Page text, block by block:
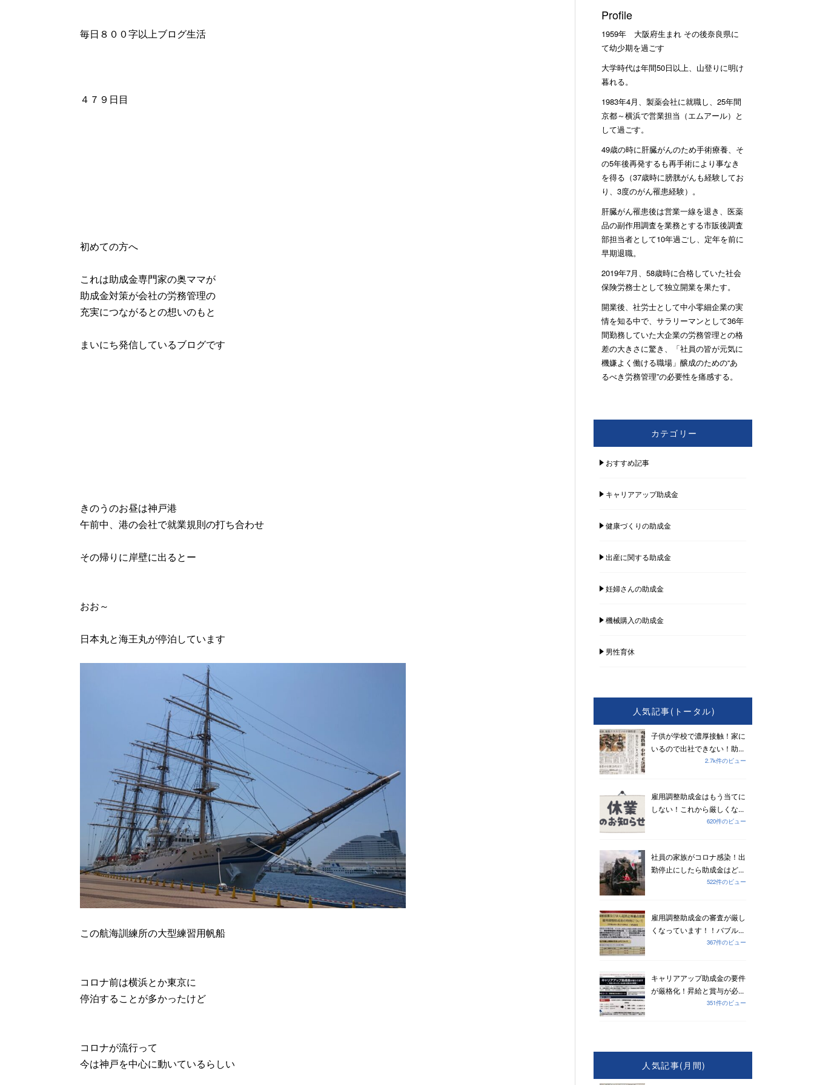
毎日８００字以上ブログ生活
４７９日目
初めての方へ
これは助成金専門家の奥ママが
助成金対策が会社の労務管理の
充実につながるとの想いのもと
まいにち発信しているブログです
きのうのお昼は神戸港
午前中、港の会社で就業規則の打ち合わせ
その帰りに岸壁に出るとー
おお～
日本丸と海王丸が停泊しています
この航海訓練所の大型練習用帆船
コロナ前は横浜とか東京に
停泊することが多かったけど
コロナが流行って
今は神戸を中心に動いているらしい
Profile
1959年 大阪府生まれ その後奈良県に
て幼少期を過ごす
大学時代は年間50日以上、山登りに明け
暮れる。
1983年4月、製薬会社に就職し、25年間
京都～横浜で営業担当（エムアール）と
して過ごす。
49歳の時に肝臓がんのため手術療養、そ
の5年後再発するも再手術により事なき
を得る（37歳時に膀胱がんも経験してお
り、3度のがん罹患経験）。
肝臓がん罹患後は営業一線を退き、医薬
品の副作用調査を業務とする市販後調査
部担当者として10年過ごし、定年を前に
早期退職。
2019年7月、58歳時に合格していた社会
保険労務士として独立開業を果たす。
開業後、社労士として中小零細企業の実
情を知る中で、サラリーマンとして36年
間勤務していた大企業の労務管理との格
差の大きさに驚き、「社員の皆が元気に
機嫌よく働ける職場」醸成のための“あ
るべき労務管理”の必要性を痛感する。
カテゴリー
おすすめ記事
キャリアアップ助成金
健康づくりの助成金
出産に関する助成金
妊婦さんの助成金
機械購入の助成金
男性育休
人気記事(トータル)
子供が学校で濃厚接触！家に
いるので出社できない！助...
2.7k件のビュー
雇用調整助成金はもう当てに
しない！これから厳しくな...
620件のビュー
社員の家族がコロナ感染！出
勤停止にしたら助成金はど...
522件のビュー
雇用調整助成金の審査が厳し
くなっています！！バブル...
367件のビュー
キャリアアップ助成金の要件
が厳格化！昇給と賞与が必...
351件のビュー
人気記事(月間)